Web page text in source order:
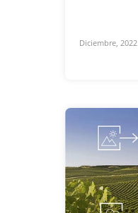
Diciembre, 2022